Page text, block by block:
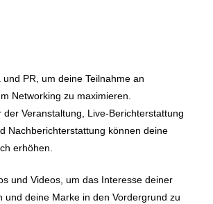
PR, um deine Teilnahme an
Networking zu maximieren.
der Veranstaltung, Live-Berichterstattung
Nachberichterstattung können deine
erhöhen.
und Videos, um das Interesse deiner
und deine Marke in den Vordergrund zu